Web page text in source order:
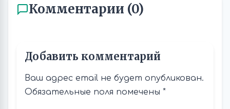
Комментарии (0)
Добавить комментарий
Ваш адрес email не будет опубликован.
Обязательные поля помечены *